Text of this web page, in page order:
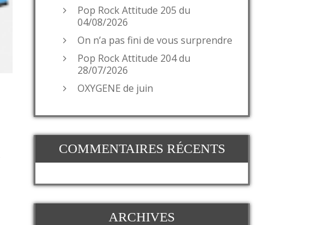
Pop Rock Attitude 205 du
04/08/2026
On n’a pas fini de vous surprendre
Pop Rock Attitude 204 du
28/07/2026
OXYGENE de juin
COMMENTAIRES RÉCENTS
ARCHIVES